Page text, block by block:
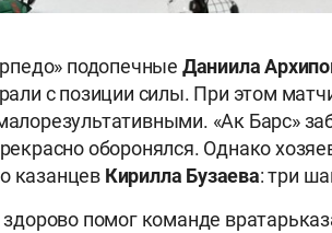
подопечные Даниила
с позиции силы. При этом
«Ак Барс»
оборонялся. Однако
казанцев Кирилла Бузаева: три
здорово помог команде